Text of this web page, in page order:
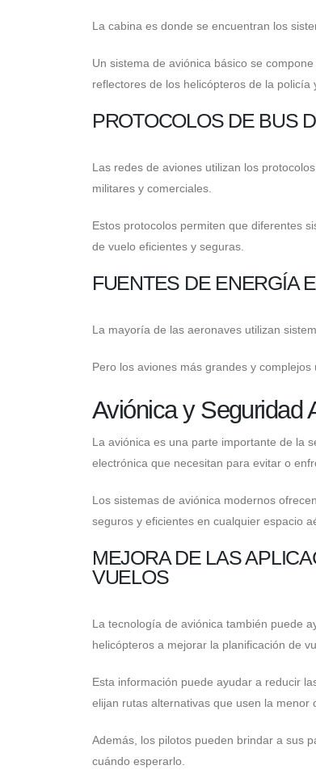
La cabina es donde se encuentran los
Un sistema de aviónica básico se
reflectores de los helicópteros de la policía
PROTOCOLOS DE BUS
Las redes de aviones utilizan los
militares y comerciales.
Estos protocolos permiten que diferentes
de vuelo eficientes y seguras.
FUENTES DE ENERGÍA
La mayoría de las aeronaves utilizan
Pero los aviones más grandes y
Aviónica y Seguridad
La aviónica es una parte importante de la
electrónica que necesitan para evitar o
Los sistemas de aviónica modernos
seguros y eficientes en cualquier espacio
MEJORA DE LAS
VUELOS
La tecnología de aviónica también puede
helicópteros a mejorar la planificación de
Esta información puede ayudar a reducir
elijan rutas alternativas que usen la menor
Además, los pilotos pueden brindar a sus
cuándo esperarlo.